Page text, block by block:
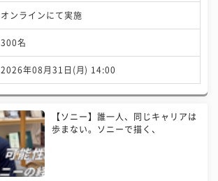
オンラインにて実施
300名
2026年08月31日(月) 14:00
【ソニー】誰一人、同じキャリアは
歩まない。ソニーで描く、